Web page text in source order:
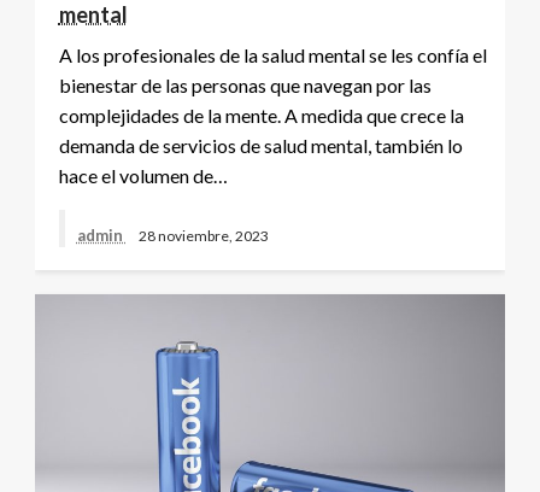
mental
A los profesionales de la salud mental se les confía el
bienestar de las personas que navegan por las
complejidades de la mente. A medida que crece la
demanda de servicios de salud mental, también lo
hace el volumen de…
admin 28 noviembre, 2023